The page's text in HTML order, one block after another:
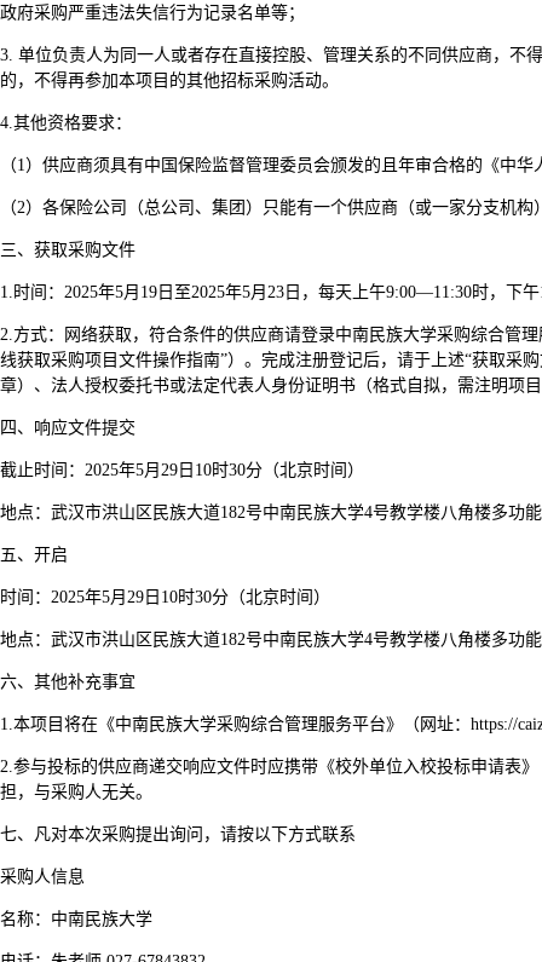
政府采购严重违法失信行为记录名单等；
3. 单位负责人为同一人或者存在直接控股、管理关系的不同供应商，不
的，不得再参加本项目的其他招标采购活动。
4.其他资格要求：
（1）供应商须具有中国保险监督管理委员会颁发的且年审合格的《中
（2）各保险公司（总公司、集团）只能有一个供应商（或一家分支机
三、获取采购文件
1. 时间：2025年5月19日至2025年5月23日，每天上午9:00—11:30时，下
2.方式：网络获取，符合条件的供应商请登录中南民族大学采购综合管
线获取采购项目文件操作指南”）。完成注册登记后，请于上述“获取采
章）、法人授权委托书或法定代表人身份证明书（格式自拟，需注明项
四、响应文件提交
截止时间：2025年5月29日10时30分（北京时间）
地点：武汉市洪山区民族大道182号中南民族大学4号教学楼八角楼多功
五、开启
时间：2025年5月29日10时30分（北京时间）
地点：武汉市洪山区民族大道182号中南民族大学4号教学楼八角楼多功
六、其他补充事宜
1.本项目将在《中南民族大学采购综合管理服务平台》（网址：https://
2.参与投标的供应商递交响应文件时应携带《校外单位入校投标申请表
担，与采购人无关。
七、凡对本次采购提出询问，请按以下方式联系
采购人信息
名称：中南民族大学